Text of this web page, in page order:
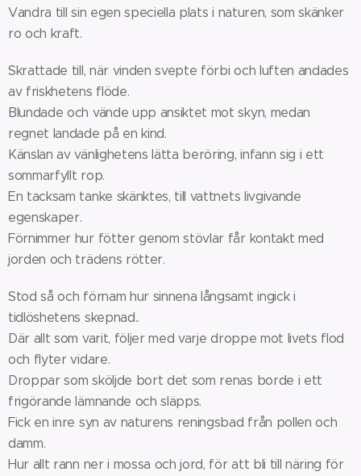
Vandra till sin egen speciella plats i naturen, som skänker
ro och kraft.
Skrattade till, när vinden svepte förbi och luften andades
av friskhetens flöde.
Blundade och vände upp ansiktet mot skyn, medan
regnet landade på en kind.
Känslan av vänlighetens lätta beröring, infann sig i ett
sommarfyllt rop.
En tacksam tanke skänktes, till vattnets livgivande
egenskaper.
Förnimmer hur fötter genom stövlar får kontakt med
jorden och trädens rötter.
Stod så och förnam hur sinnena långsamt ingick i
tidlöshetens skepnad..
Där allt som varit, följer med varje droppe mot livets flod
och flyter vidare.
Droppar som sköljde bort det som renas borde i ett
frigörande lämnande och släpps.
Fick en inre syn av naturens reningsbad från pollen och
damm.
Hur allt rann ner i mossa och jord, för att bli till näring för